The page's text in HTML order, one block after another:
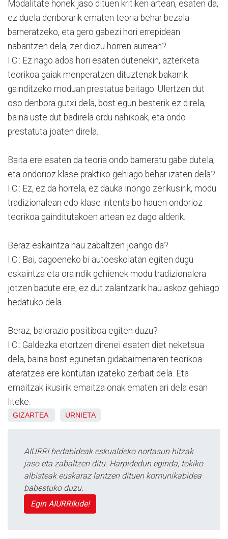
Modalitate honek jaso dituen kritiken artean, esaten da,
ez duela denborarik ematen teoria behar bezala
barneratzeko, eta gero gabezi hori errepidean
nabaritzen dela, zer diozu horren aurrean?
I.C.: Ez nago ados hori esaten dutenekin, azterketa
teorikoa gaiak menperatzen dituztenak bakarrik
gainditzeko moduan prestatua baitago. Ulertzen dut
oso denbora gutxi dela, bost egun besterik ez direla,
baina uste dut badirela ordu nahikoak, eta ondo
prestatuta joaten direla.
Baita ere esaten da teoria ondo barneratu gabe dutela,
eta ondorioz klase praktiko gehiago behar izaten dela?
I.C.: Ez, ez da horrela, ez dauka inongo zerikusirik, modu
tradizionalean edo klase intentsibo hauen ondorioz
teorikoa gainditutakoen artean ez dago alderik.
Beraz eskaintza hau zabaltzen joango da?
I.C.: Bai, dagoeneko bi autoeskolatan egiten dugu
eskaintza eta oraindik gehienek modu tradizionalera
jotzen badute ere, ez dut zalantzarik hau askoz gehiago
hedatuko dela.
Beraz, balorazio positiboa egiten duzu?
I.C.: Galdezka etortzen direnei esaten diet neketsua
dela, baina bost egunetan gidabaimenaren teorikoa
ateratzea ere kontutan izateko zerbait dela. Eta
emaitzak ikusirik emaitza onak ematen ari dela esan
liteke.
GIZARTEA URNIETA
AIURRI hedabideak eskualdeko nortasun hitzak
jaso eta zabaltzen ditu. Harpidedun eginda, tokiko
albisteak euskaraz lantzen dituen komunikabidea
babestuko duzu.
Egin AIURRIkide!